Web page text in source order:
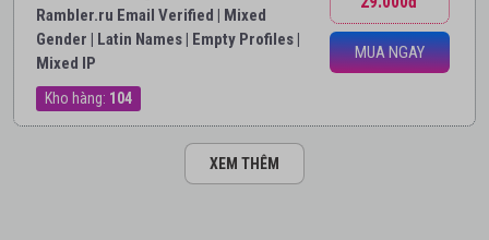
Rambler.ru Email Verified | Mixed
Gender | Latin Names | Empty Profiles |
Mixed IP
Kho hàng: 104
MUA NGAY
XEM THÊM